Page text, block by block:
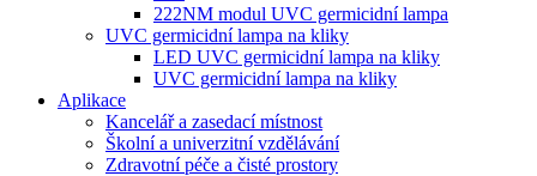
222NM modul UVC germicidní lampa
UVC germicidní lampa na kliky
LED UVC germicidní lampa na kliky
UVC germicidní lampa na kliky
Aplikace
Kancelář a zasedací místnost
Školní a univerzitní vzdělávání
Zdravotní péče a čisté prostory